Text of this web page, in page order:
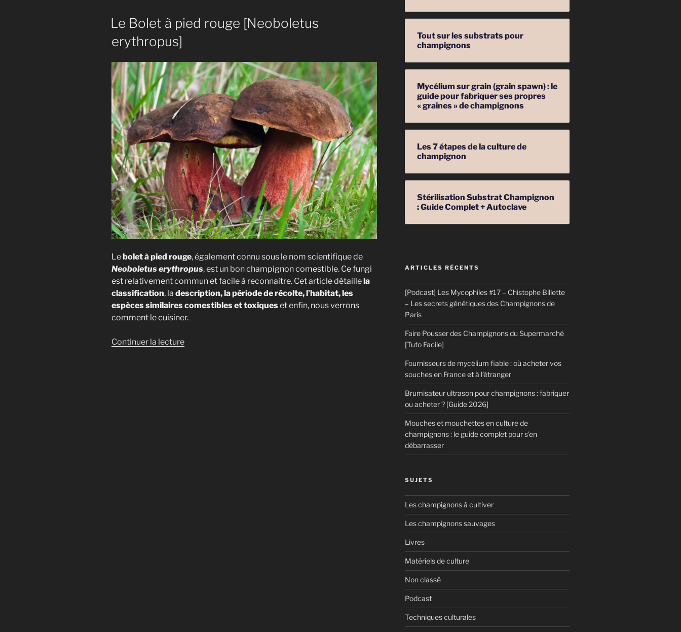
pied
erythropus] »
Le Bolet à pied rouge [Neoboletus
erythropus]
Lebolet à pied rouge, également connu sous le nom scientifique de
Neoboletus erythropus, est un bon champignon comestible. Ce fungi
est relativement commun et facile à reconnaitre. Cet article détaillela
classification, la description, la période de récolte, l’habitat, les
espèces similaires comestibles et toxiqueset enfin, nous verrons
comment le cuisiner.
Continuer la lecturede
Tout sur les substrats pour
champignons
Mycélium sur grain (grain spawn) : le
guide pour fabriquer ses propres
« graines » de champignons
Les 7 étapes de la culture de
champignon
Stérilisation Substrat Champignon
: Guide Complet + Autoclave
ARTICLES RÉCENTS
[Podcast] Les Mycophiles #17 – Chistophe Billette
– Les secrets génétiques des Champignons de
Paris
Faire Pousser des Champignons du Supermarché
[Tuto Facile]
Fournisseurs de mycélium fiable : où acheter vos
souches en France et à l’étranger
Brumisateur ultrason pour champignons : fabriquer
ou acheter ? [Guide 2026]
Mouches et mouchettes en culture de
champignons : le guide complet pour s’en
débarrasser
SUJETS
Les champignons à cultiver
Les champignons sauvages
Livres
Matériels de culture
Non classé
Podcast
Techniques culturales